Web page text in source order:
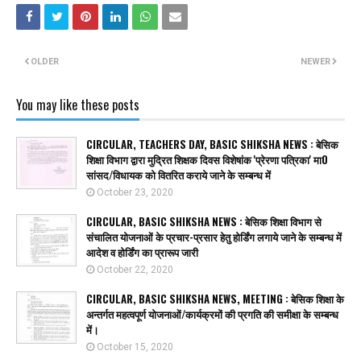
NEWER
OLDER
You may like these posts
CIRCULAR, TEACHERS DAY, BASIC SHIKSHA NEWS : बेसिक
शिक्षा विभाग द्वारा मुद्रित शिक्षक दिवस विशेषांक 'प्रेरणा पत्रिका' मा0
सांसद/विधायक को वितरित कराये जाने के सम्बन्ध में
October 23, 2020
CIRCULAR, BASIC SHIKSHA NEWS : बेसिक शिक्षा विभाग से
संचालित योजनाओं के प्रचार-प्रसार हेतु होर्डिंग लगाये जाने के सम्बन्ध में
आदेश व होर्डिंग का प्रारूप जारी
October 22, 2020
CIRCULAR, BASIC SHIKSHA NEWS, MEETING : बेसिक शिक्षा के
अन्तर्गत महत्वपूर्ण योजनाओं/कार्यक्रमों की प्रगति की समीक्षा के सम्बन्ध
में।
October 15, 2020